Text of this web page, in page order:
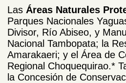
Las Áreas Naturales
Parques Nacionales
Divisor, Río Abiseo, y
Nacional Tambopata; la
Amarakaeri; y el Área de
Regional Choquequirao.*
la Concesión de